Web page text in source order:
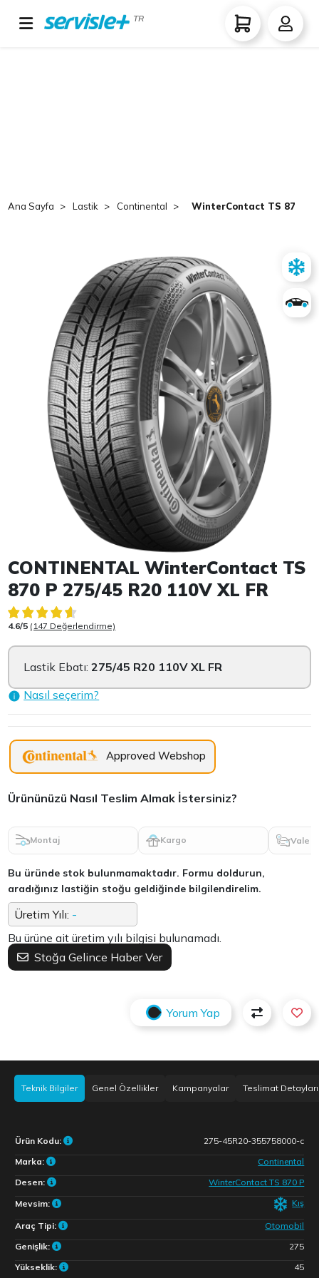
TR
Ana Sayfa Lastik Continental WinterContact TS 870 P
Item 1 of 1
CONTINENTAL WinterContact TS
870 P 275/45 R20 110V XL FR
4.6/5 (147 Değerlendirme)
Lastik Ebatı:275/45 R20 110V XL FR
Nasıl seçerim?
Approved Webshop
Ürününüzü Nasıl Teslim Almak İstersiniz?
Montaj Kargo Vale
Bu üründe stok bulunmamaktadır. Formu doldurun,
aradığınız lastiğin stoğu geldiğinde bilgilendirelim.
Üretim Yılı: -
Bu ürüne ait üretim yılı bilgisi bulunamadı.
Stoğa Gelince Haber Ver
Yorum Yap
Teknik Bilgiler Genel Özellikler Kampanyalar Teslimat Detayları
Ürün Kodu:
275-45R20-355758000-c
Marka:
Continental
Desen:
WinterContact TS 870 P
Mevsim: Kış
Araç Tipi:
Otomobil
Genişlik:
275
Yükseklik:
45